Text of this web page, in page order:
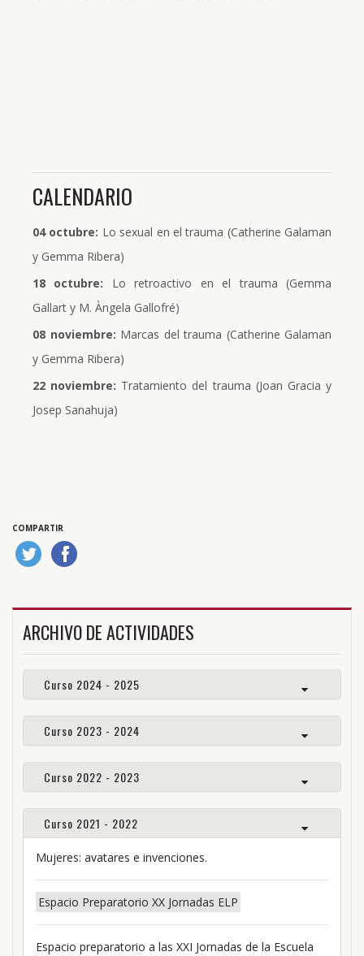
CALENDARIO
04 octubre: Lo sexual en el trauma (Catherine Galaman
y Gemma Ribera)
18 octubre: Lo retroactivo en el trauma (Gemma
Gallart y M. Àngela Gallofré)
08 noviembre: Marcas del trauma (Catherine Galaman
y Gemma Ribera)
22 noviembre: Tratamiento del trauma (Joan Gracia y
Josep Sanahuja)
COMPARTIR
ARCHIVO DE ACTIVIDADES
Curso 2024 - 2025
Curso 2023 - 2024
Curso 2022 - 2023
Curso 2021 - 2022
Mujeres: avatares e invenciones.
Espacio Preparatorio XX Jornadas ELP
Espacio preparatorio a las XXI Jornadas de la Escuela